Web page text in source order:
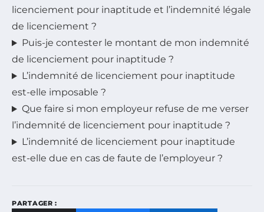
licenciement pour inaptitude et l’indemnité légale
de licenciement ?
Puis-je contester le montant de mon indemnité
de licenciement pour inaptitude ?
L’indemnité de licenciement pour inaptitude
est-elle imposable ?
Que faire si mon employeur refuse de me verser
l’indemnité de licenciement pour inaptitude ?
L’indemnité de licenciement pour inaptitude
est-elle due en cas de faute de l’employeur ?
PARTAGER :